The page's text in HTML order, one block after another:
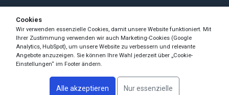
Finden Sie uns auf Social Media
Copyright Ski-Pro 2026 - Alle Rechte vorbehalten
Cookies
Wir verwenden essenzielle Cookies, damit unsere Website funktioniert. Mit
Ihrer Zustimmung verwenden wir auch Marketing-Cookies (Google
Analytics, HubSpot), um unsere Website zu verbessern und relevante
Angebote anzuzeigen. Sie können Ihre Wahl jederzeit über „Cookie-
Einstellungen“ im Footer ändern.
Alle akzeptieren Nur essenzielle